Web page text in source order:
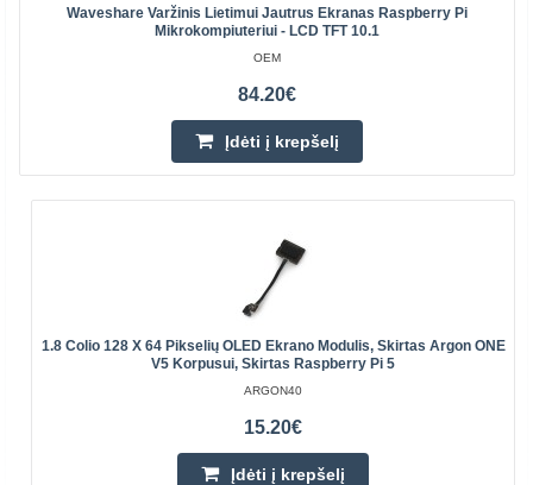
Waveshare Varžinis Lietimui Jautrus Ekranas Raspberry Pi
Mikrokompiuteriui - LCD TFT 10.1
OEM
84.20€
Įdėti į krepšelį
1.8 Colio 128 X 64 Pikselių OLED Ekrano Modulis, Skirtas Argon ONE
V5 Korpusui, Skirtas Raspberry Pi 5
ARGON40
15.20€
Įdėti į krepšelį